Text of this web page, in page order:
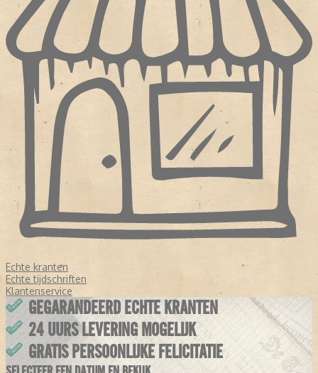
Echte kranten
Echte tijdschriften
Klantenservice
GEGARANDEERD ECHTE KRANTEN
24 UURS LEVERING MOGELIJK
GRATIS PERSOONLIJKE FELICITATIE